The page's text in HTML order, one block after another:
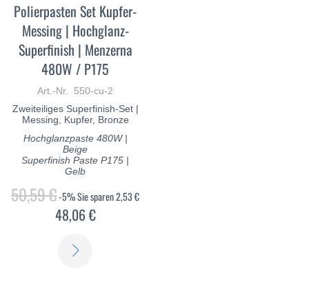
Polierpasten Set Kupfer-
Messing | Hochglanz-
Superfinish | Menzerna
480W / P175
Art.-Nr. 550-cu-2
Zweiteiliges Superfinish-Set |
Messing, Kupfer, Bronze
Hochglanzpaste 480W |
Beige
Superfinish Paste P175 |
Gelb
50,59 €-5%Sie sparen2,53 €
48,06 €